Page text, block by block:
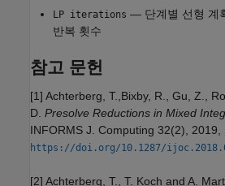
LP iterations — 단계별 선형 계
반복 횟수
참고 문헌
[1] Achterberg, T.,Bixby, R., Gu, Z.,
D. Presolve Reductions in Mixed
INFORMS J. Computing 32(2),
https://doi.org/10.1287/
[2] Achterberg, T., T. Koch and A.